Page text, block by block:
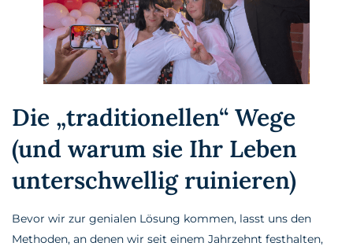
Die „traditionellen“ Wege
(und warum sie Ihr Leben
unterschwellig ruinieren)
Bevor wir zur genialen Lösung kommen, lasst uns den
Methoden, an denen wir seit einem Jahrzehnt festhalten,